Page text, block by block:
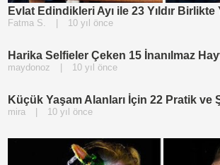
Evlat Edindikleri Ayı ile 23 Yıldır Birlikte
Fatma S. 10 yıl önce
Harika Selfieler Çeken 15 İnanılmaz
maydonoz 10 yıl önce
Küçük Yaşam Alanları İçin 22 Pratik ve
mira 10 yıl önce